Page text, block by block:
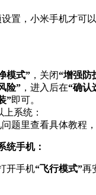
置，小米手机才可以
模式” ，关闭“增强防
险” ，进入后在“确认
”即可。
系统：
题里查看具体教程，
统手机：
开手机“飞行模式”再